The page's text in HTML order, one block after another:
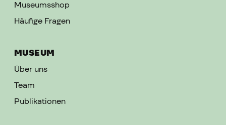
Museumsshop
Häufige Fragen
MUSEUM
Über uns
Team
Publikationen